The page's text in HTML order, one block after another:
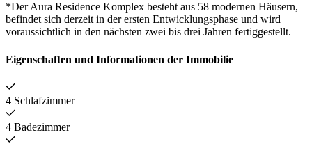
*Der Aura Residence Komplex besteht aus 58 modernen Häusern,
befindet sich derzeit in der ersten Entwicklungsphase und wird
voraussichtlich in den nächsten zwei bis drei Jahren fertiggestellt.
Eigenschaften und Informationen der Immobilie
4 Schlafzimmer
4 Badezimmer